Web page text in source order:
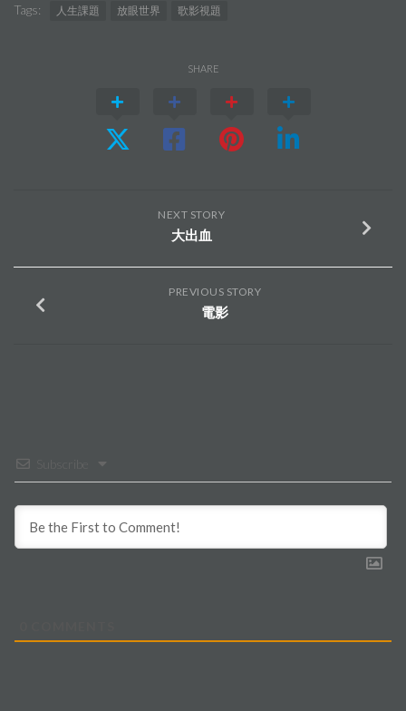
Tags: 人生課題 放眼世界 歌影視題
SHARE
NEXT STORY
大出血
PREVIOUS STORY
電影